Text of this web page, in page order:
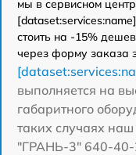
мы в сервисном
стоить на -15%
через форму заказа
выполняется на
габаритного
таких случаях
"ГРАНЬ-3" 640-40-